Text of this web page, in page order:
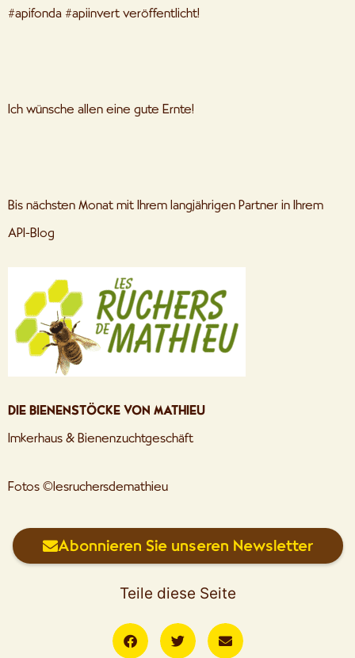
#apifonda #apiinvert veröffentlicht!
Ich wünsche allen eine gute Ernte!
Bis nächsten Monat mit Ihrem langjährigen Partner in Ihrem
API-Blog
DIE BIENENSTÖCKE VON MATHIEU
Imkerhaus & Bienenzuchtgeschäft
Fotos ©lesruchersdemathieu
Abonnieren Sie unseren Newsletter
Teile diese Seite